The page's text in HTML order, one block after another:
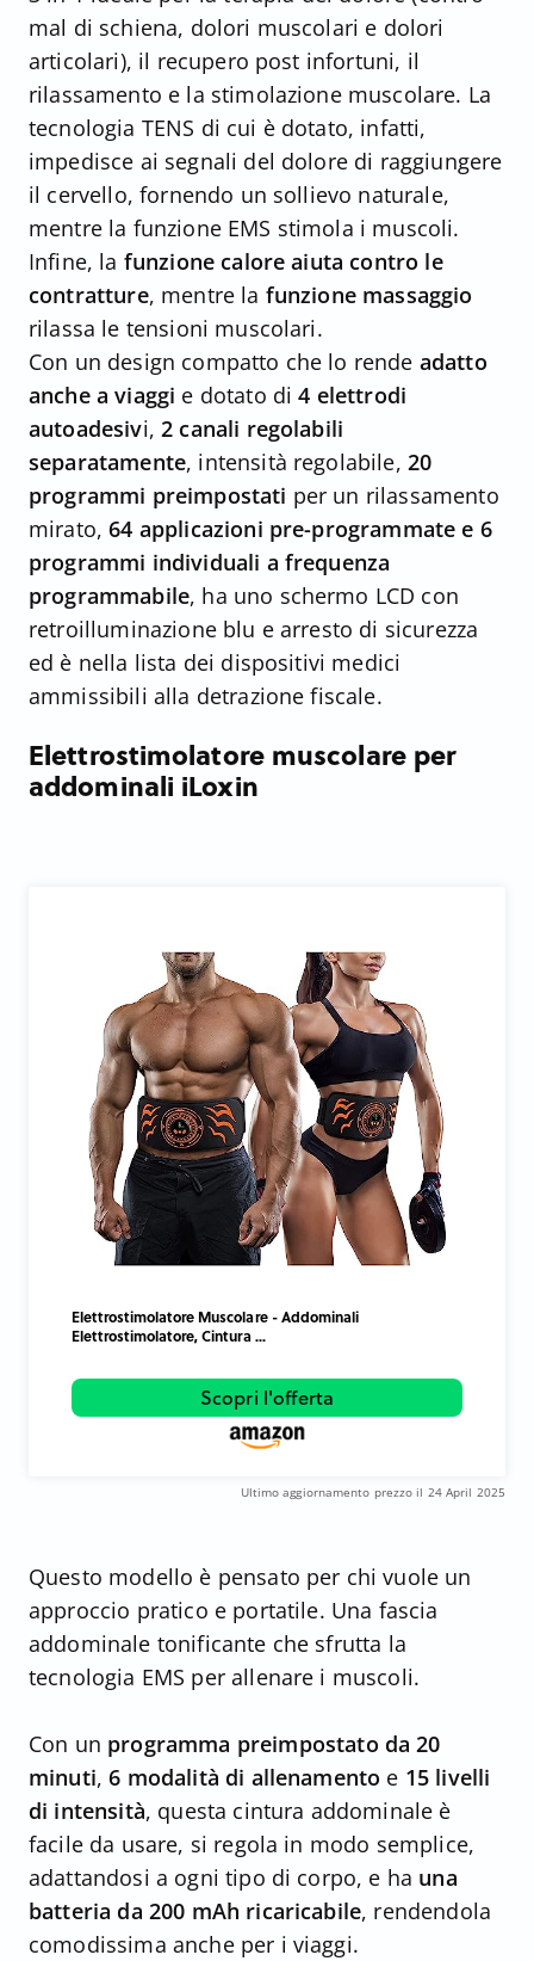
mal di schiena, dolori muscolari e dolori
articolari), il recupero post infortuni, il
rilassamento e la stimolazione muscolare. La
tecnologia TENS di cui è dotato, infatti,
impedisce ai segnali del dolore di raggiungere
il cervello, fornendo un sollievo naturale,
mentre la funzione EMS stimola i muscoli.
Infine, la funzione calore aiuta contro le
contratture, mentre la funzione massaggio
rilassa le tensioni muscolari.
Con un design compatto che lo rende adatto
anche a viaggi e dotato di4 elettrodi
autoadesivi,2 canali regolabili
separatamente, intensità regolabile, 20
programmi preimpostati per un rilassamento
mirato, 64 applicazioni pre-programmate e 6
programmi individuali a frequenza
programmabile, ha uno schermo LCD con
retroilluminazione blu e arresto di sicurezza
ed è nella lista dei dispositivi medici
ammissibili alla detrazione fiscale.
Elettrostimolatore muscolare per
addominali iLoxin
Elettrostimolatore Muscolare - Addominali
Elettrostimolatore, Cintura ...
Scopri l'offerta
Ultimo aggiornamento prezzo il 24 April 2025
Questo modello è pensato per chi vuole un
approccio pratico e portatile. Una fascia
addominale tonificante che sfrutta la
tecnologia EMS per allenare i muscoli.
Con un programma preimpostato da 20
minuti,6 modalità di allenamento e 15 livelli
di intensità, questa cintura addominale è
facile da usare, si regola in modo semplice,
adattandosi a ogni tipo di corpo, e ha una
batteria da 200 mAh ricaricabile, rendendola
comodissima anche per i viaggi.